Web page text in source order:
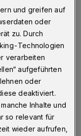
Balke war am
unterwegs –
deswegen einen
und greifen auf
oder
zu. Durch
Technologien
verarbeiten
aufgeführten
oder
deaktiviert.
Inhalte und
so relevant für
wieder aufrufen,